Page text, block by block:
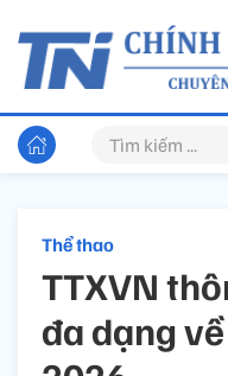
Thể thao
TTXVN
đa dạng